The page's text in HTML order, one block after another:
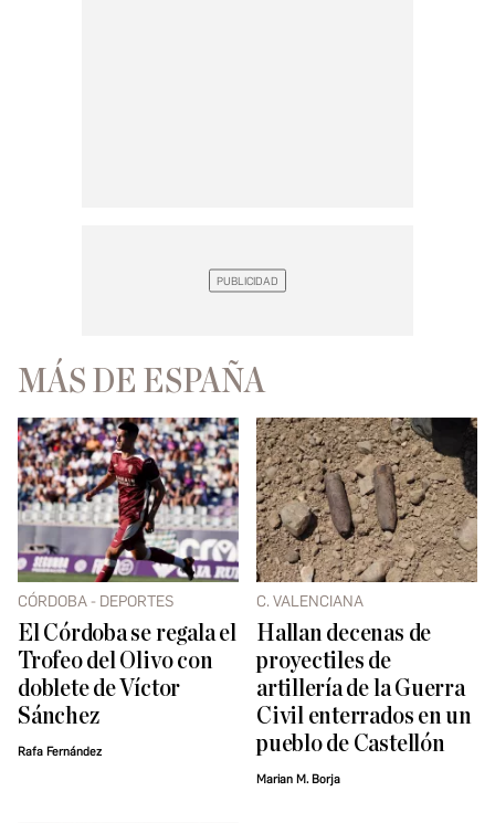
MÁS DE ESPAÑA
CÓRDOBA - DEPORTES
El Córdoba se regala el
Trofeo del Olivo con
doblete de Víctor
Sánchez
Rafa Fernández
C. VALENCIANA
Hallan decenas de
proyectiles de
artillería de la Guerra
Civil enterrados en un
pueblo de Castellón
Marian M. Borja